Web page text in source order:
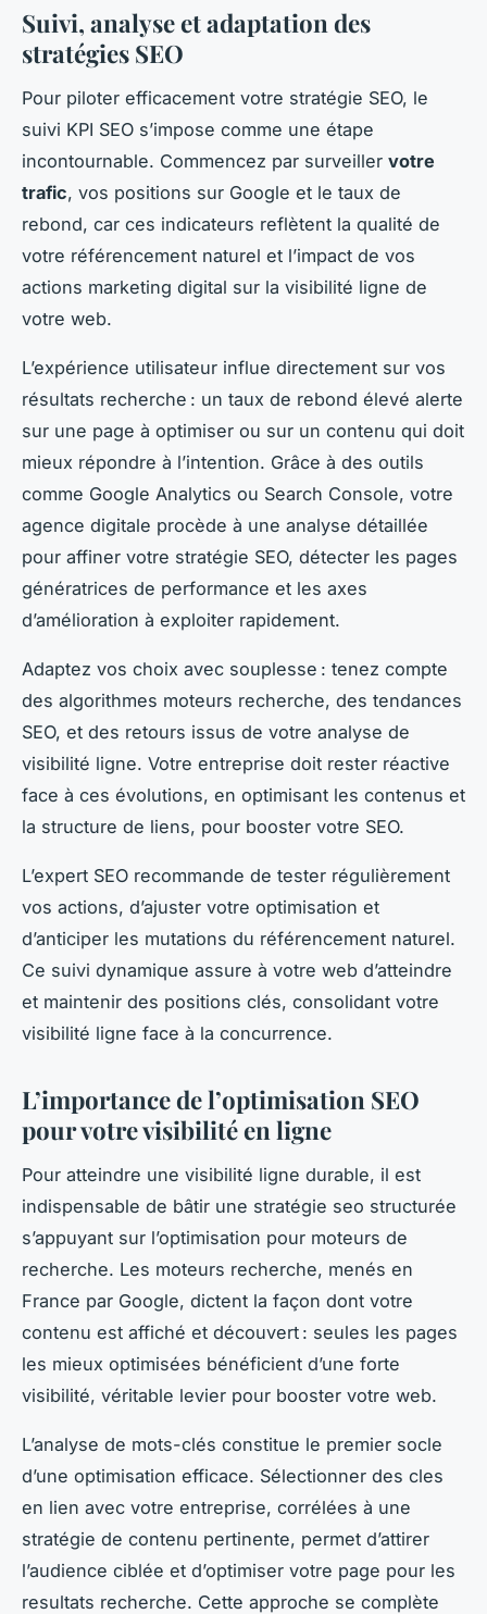
Suivi, analyse et adaptation des
stratégies SEO
Pour piloter efficacement votre stratégie SEO, le
suivi KPI SEO s’impose comme une étape
incontournable. Commencez par surveiller votre
trafic, vos positions sur Google et le taux de
rebond, car ces indicateurs reflètent la qualité de
votre référencement naturel et l’impact de vos
actions marketing digital sur la visibilité ligne de
votre web.
L’expérience utilisateur influe directement sur vos
résultats recherche : un taux de rebond élevé alerte
sur une page à optimiser ou sur un contenu qui doit
mieux répondre à l’intention. Grâce à des outils
comme Google Analytics ou Search Console, votre
agence digitale procède à une analyse détaillée
pour affiner votre stratégie SEO, détecter les pages
génératrices de performance et les axes
d’amélioration à exploiter rapidement.
Adaptez vos choix avec souplesse : tenez compte
des algorithmes moteurs recherche, des tendances
SEO, et des retours issus de votre analyse de
visibilité ligne. Votre entreprise doit rester réactive
face à ces évolutions, en optimisant les contenus et
la structure de liens, pour booster votre SEO.
L’expert SEO recommande de tester régulièrement
vos actions, d’ajuster votre optimisation et
d’anticiper les mutations du référencement naturel.
Ce suivi dynamique assure à votre web d’atteindre
et maintenir des positions clés, consolidant votre
visibilité ligne face à la concurrence.
L’importance de l’optimisation SEO
pour votre visibilité en ligne
Pour atteindre une visibilité ligne durable, il est
indispensable de bâtir une stratégie seo structurée
s’appuyant sur l’optimisation pour moteurs de
recherche. Les moteurs recherche, menés en
France par Google, dictent la façon dont votre
contenu est affiché et découvert : seules les pages
les mieux optimisées bénéficient d’une forte
visibilité, véritable levier pour booster votre web.
L’analyse de mots-clés constitue le premier socle
d’une optimisation efficace. Sélectionner des cles
en lien avec votre entreprise, corrélées à une
stratégie de contenu pertinente, permet d’attirer
l’audience ciblée et d’optimiser votre page pour les
resultats recherche. Cette approche se complète